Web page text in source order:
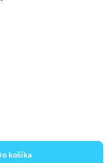
košíka